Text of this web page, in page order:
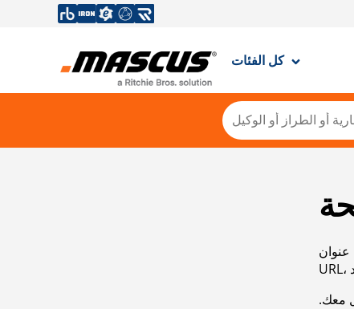
كل الفئات
عنوان
معك.